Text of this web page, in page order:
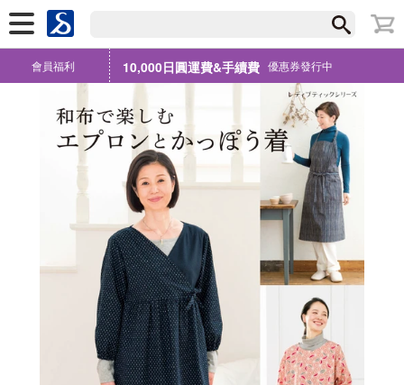
會員福利 10,000日圓運費&手續費 優惠券發行中